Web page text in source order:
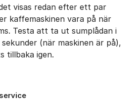
visas redan efter ett par
kaffemaskinen vara på när
Testa att ta ut sumplådan i
(när maskinen är på),
tillbaka igen.